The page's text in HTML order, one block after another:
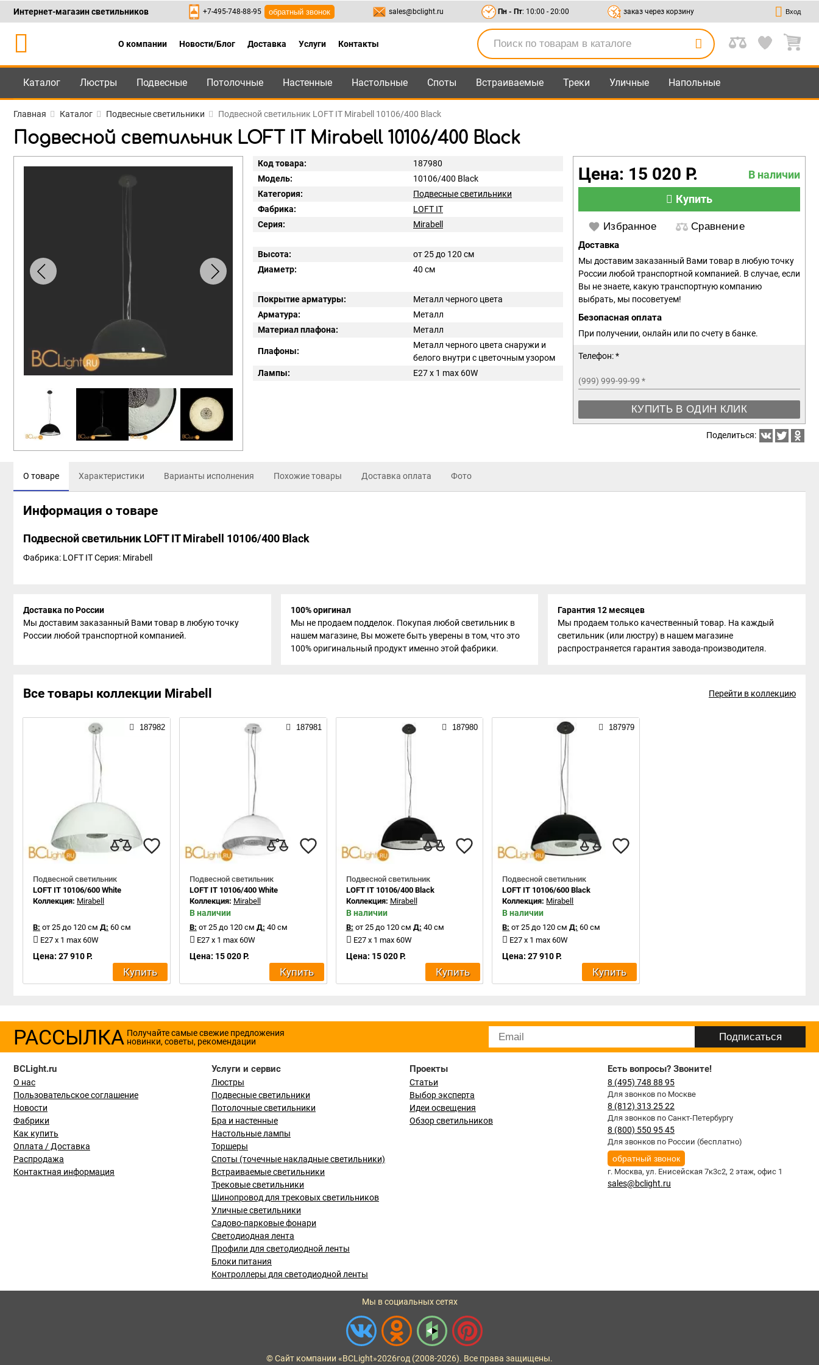
Каталог +7-495-748-88-95 ,8-800-550-95-45 sales@bclight.ru
Интернет-магазин светильников +7-495-748-88-95 обратный звонок sales@bclight.ru Пн - Пт: 10:00 - 20:00 заказ через корзину Вход
О компании Новости/Блог Доставка Услуги Контакты
Каталог Люстры Подвесные Потолочные Настенные Настольные Споты Встраиваемые Треки Уличные Напольные
Главная Каталог Подвесные светильники Подвесной светильник LOFT IT Mirabell 10106/400 Black
Подвесной светильник LOFT IT Mirabell 10106/400 Black
Код товара:
187980
Модель:
10106/400 Black
Категория:
Подвесные светильники
Фабрика:
LOFT IT
Серия:
Mirabell
Высота:
от 25 до 120 см
Диаметр:
40 см
Покрытие арматуры:
Металл черного цвета
Арматура:
Металл
Материал плафона:
Металл
Плафоны:
Металл черного цвета снаружи и
белого внутри с цветочным узором
Лампы:
E27 x 1 max 60W
Цена: 15 020 Р.
В наличии
Купить
Избранное Сравнение
Доставка
Мы доставим заказанный Вами товар в любую точку
России любой транспортной компанией. В случае, если
Вы не знаете, какую транспортную компанию
выбрать, мы посоветуем!
Безопасная оплата
При получении, онлайн или по счету в банке.
Телефон: *
(999) 999-99-99 *
КУПИТЬ В ОДИН КЛИК
Поделиться:
О товаре Характеристики Варианты исполнения Похожие товары Доставка оплата Фото
Информация о товаре
Подвесной светильник LOFT IT Mirabell 10106/400 Black
Фабрика: LOFT ITСерия: Mirabell
Доставка по России
Мы доставим заказанный Вами товар в любую точку
России любой транспортной компанией.
100% оригинал
Мы не продаем подделок. Покупая любой светильник в
нашем магазине, Вы можете быть уверены в том, что это
100% оригинальный продукт именно этой фабрики.
Гарантия 12 месяцев
Мы продаем только качественный товар. На каждый
светильник (или люстру) в нашем магазине
распространяется гарантия завода-производителя.
Все товары коллекции Mirabell Перейти в коллекцию
187982
Подвесной светильник
LOFT IT 10106/600 White
Коллекция: Mirabell
В: от 25 до 120 см Д: 60 см
E27 x 1 max 60W
Цена: 27 910 Р.
Купить
187981
Подвесной светильник
LOFT IT 10106/400 White
Коллекция: Mirabell
В наличии
В: от 25 до 120 см Д: 40 см
E27 x 1 max 60W
Цена: 15 020 Р.
Купить
187980
Подвесной светильник
LOFT IT 10106/400 Black
Коллекция: Mirabell
В наличии
В: от 25 до 120 см Д: 40 см
E27 x 1 max 60W
Цена: 15 020 Р.
Купить
187979
Подвесной светильник
LOFT IT 10106/600 Black
Коллекция: Mirabell
В наличии
В: от 25 до 120 см Д: 60 см
E27 x 1 max 60W
Цена: 27 910 Р.
Купить
РАССЫЛКА Получайте самые свежие предложения
новинки, советы, рекомендации
BCLight.ru
О нас
Пользовательское соглашение
Новости
Фабрики
Как купить
Оплата / Доставка
Распродажа
Контактная информация
Услуги и сервис
Люстры
Подвесные светильники
Потолочные светильники
Бра и настенные
Настольные лампы
Торшеры
Споты (точечные накладные светильники)
Встраиваемые светильники
Трековые светильники
Шинопровод для трековых светильников
Уличные светильники
Садово-парковые фонари
Светодиодная лента
Профили для светодиодной ленты
Блоки питания
Контроллеры для светодиодной ленты
Проекты
Статьи
Выбор эксперта
Идеи освещения
Обзор светильников
Есть вопросы? Звоните!
8 (495) 748 88 95
Для звонков по Москве
8 (812) 313 25 22
Для звонков по Санкт-Петербургу
8 (800) 550 95 45
Для звонков по России (бесплатно)
обратный звонок
г. Москва, ул. Енисейская 7к3с2, 2 этаж, офис 1
sales@bclight.ru
Мы в социальных сетях
© Сайт компании «BCLight»2026год (2008-2026). Все права защищены.